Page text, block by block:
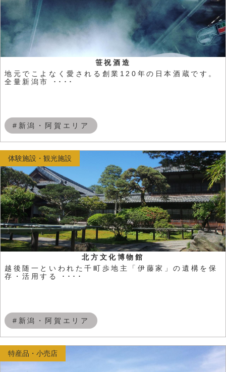
笹祝酒造
地元でこよなく愛される創業120年の日本酒蔵です。
全量新潟市 ････
#新潟・阿賀エリア
北方文化博物館
越後随一といわれた千町歩地主「伊藤家」の遺構を保
存・活用する ････
#新潟・阿賀エリア
体験施設・観光施設
特産品・小売店